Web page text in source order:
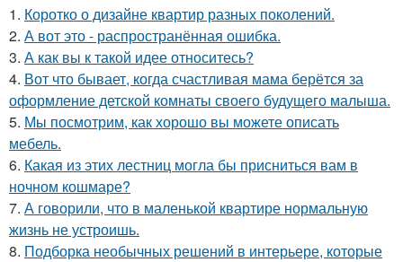
1. Коротко о дизайне квартир разных поколений.
2. А вот это - распространённая ошибка.
3. А как вы к такой идее относитесь?
4. Вот что бывает, когда счастливая мама берётся за
оформление детской комнаты своего будущего малыша.
5. Мы посмотрим, как хорошо вы можете описать
мебель.
6. Какая из этих лестниц могла бы присниться вам в
ночном кошмаре?
7. А говорили, что в маленькой квартире нормальную
жизнь не устроишь.
8. Подборка необычных решений в интерьере, которые